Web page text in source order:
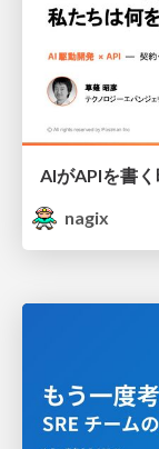
AIがAPIを書
nagix